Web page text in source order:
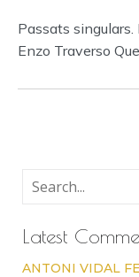
Passats singulars.
Enzo Traverso
Latest
ANTONI VIDAL